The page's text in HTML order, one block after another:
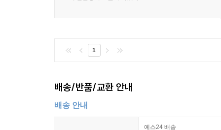
1
배송/반품/교환 안내
배송 안내
예스24 배송